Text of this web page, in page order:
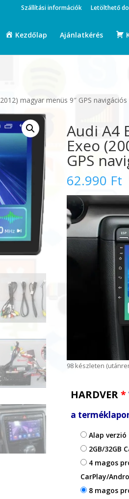
Szállítási információk Letölthető
Kezdőlap Ajánlatkérés
magyar menüs 9″ GPS
Audi A4
Exeo
GPS
62.990 Ft
98 készleten
HARDVER*
a
Alap verzió
2GB/32GB
4 magos
CarPlay/
8 magos